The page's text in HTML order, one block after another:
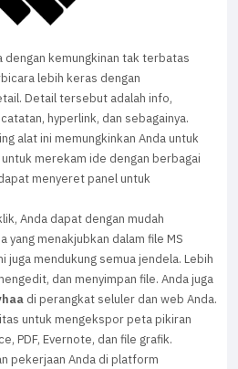
dengan kemungkinan tak terbatas
lebih keras dengan
Detail tersebut adalah info,
hyperlink, dan sebagainya.
alat ini memungkinkan Anda untuk
merekam ide dengan berbagai
menyeret panel untuk
Anda dapat dengan mudah
yang menakjubkan dalam file MS
juga mendukung semua jendela. Lebih
dan menyimpan file. Anda juga
di perangkat seluler dan web Anda.
untuk mengekspor peta pikiran
PDF, Evernote, dan file grafik.
pekerjaan Anda di platform